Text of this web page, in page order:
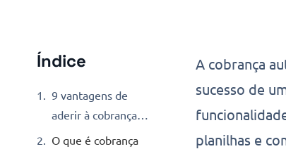
Índice
9 vantagens de
aderir à cobrança
automatizada
O que é cobrança
A cobrança
sucesso de
planilhas e